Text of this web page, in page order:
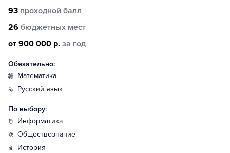
93 проходной балл
26 бюджетных мест
от 900 000 р. за год
Обязательно:
математика
русский язык
По выбору:
информатика
обществознание
история